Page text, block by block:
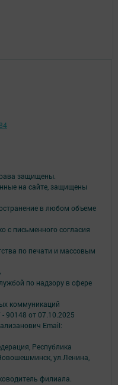
защищены.
на сайте, защищены
в любом объеме
с письменного согласия
по печати и массовым
по надзору в сфере
коммуникаций
90148 от 07.10.2025
Email:
Республика
ул.Ленина,
филиала.